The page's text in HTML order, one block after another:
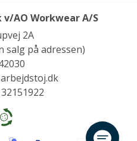
AO Workwear A/S
2A
salg på adressen)